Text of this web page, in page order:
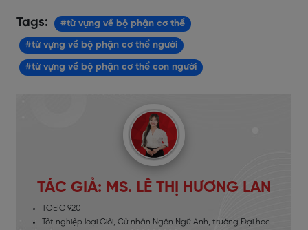
Tags: #từ vựng về bộ phận cơ thể
#từ vựng về bộ phận cơ thể người
#từ vựng về bộ phận cơ thể con người
TÁC GIẢ: MS. LÊ THỊ HƯƠNG LAN
TOEIC 920
Tốt nghiệp loại Giỏi, Cử nhân Ngôn Ngữ Anh, trường Đại học